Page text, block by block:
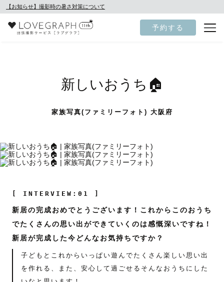
【お知らせ】撮影時の暑さ対策について
予約する
新しいおうち🏠
家族写真(ファミリーフォト) 大阪府
[ INTERVIEW:01 ]
新居の完成おめでとうございます！これからこのおうち
でたくさんの思い出ができていくのは感慨深いですね！
新居が完成した今どんなお気持ちですか？
子どもとこれからいっぱい遊んでたくさん楽しい思い出
を作れる、また、安心して過ごせるそんなおうちにした